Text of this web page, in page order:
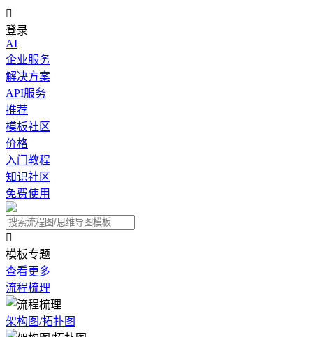

登录
AI
企业服务
解决方案
API服务
推荐
模板社区
价格
入门教程
知识社区
免费使用

模板专题
查看更多
流程梳理
架构图/拓扑图